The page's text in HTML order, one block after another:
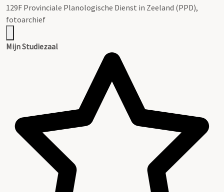
129F Provinciale Planologische Dienst in Zeeland (PPD),
fotoarchief
Mijn Studiezaal